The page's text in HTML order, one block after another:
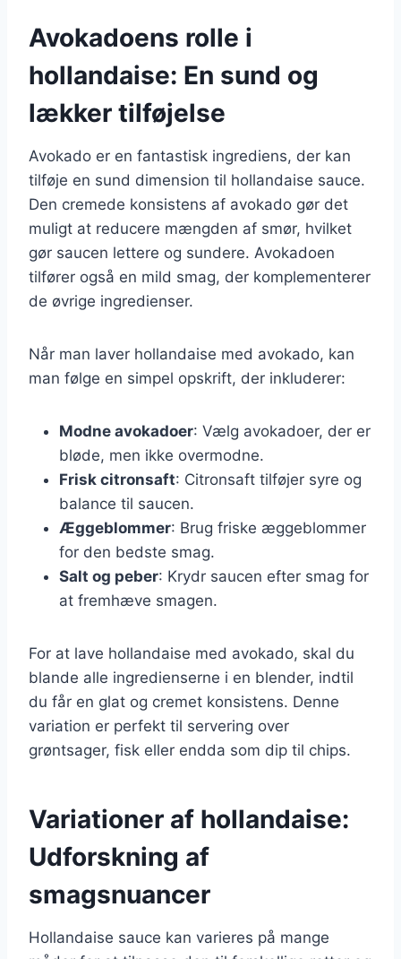
Avokadoens rolle i
hollandaise: En sund og
lækker tilføjelse
Avokado er en fantastisk ingrediens, der kan
tilføje en sund dimension til hollandaise sauce.
Den cremede konsistens af avokado gør det
muligt at reducere mængden af smør, hvilket
gør saucen lettere og sundere. Avokadoen
tilfører også en mild smag, der komplementerer
de øvrige ingredienser.
Når man laver hollandaise med avokado, kan
man følge en simpel opskrift, der inkluderer:
Modne avokadoer: Vælg avokadoer, der er
bløde, men ikke overmodne.
Frisk citronsaft: Citronsaft tilføjer syre og
balance til saucen.
Æggeblommer: Brug friske æggeblommer
for den bedste smag.
Salt og peber: Krydr saucen efter smag for
at fremhæve smagen.
For at lave hollandaise med avokado, skal du
blande alle ingredienserne i en blender, indtil
du får en glat og cremet konsistens. Denne
variation er perfekt til servering over
grøntsager, fisk eller endda som dip til chips.
Variationer af hollandaise:
Udforskning af
smagsnuancer
Hollandaise sauce kan varieres på mange